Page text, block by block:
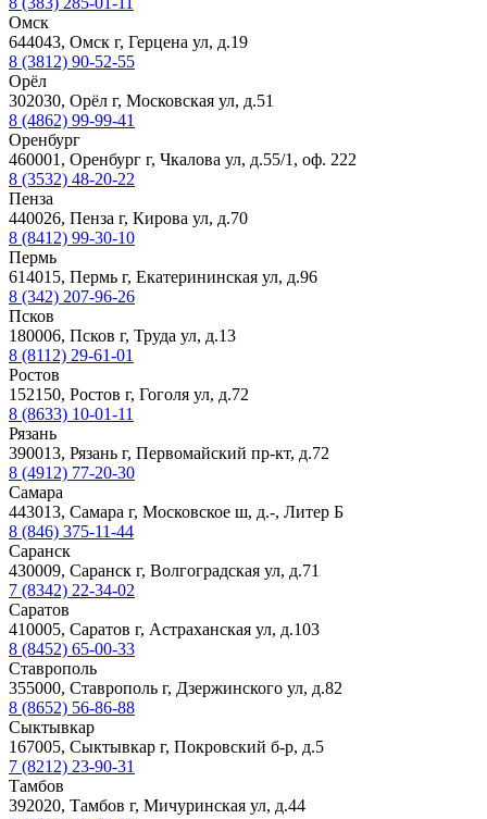
Омск
644043, Омск г, Герцена ул, д.19
8 (3812) 90-52-55
Орёл
302030, Орёл г, Московская ул, д.51
8 (4862) 99-99-41
Оренбург
460001, Оренбург г, Чкалова ул, д.55/1, оф. 222
8 (3532) 48-20-22
Пенза
440026, Пенза г, Кирова ул, д.70
8 (8412) 99-30-10
Пермь
614015, Пермь г, Екатерининская ул, д.96
8 (342) 207-96-26
Псков
180006, Псков г, Труда ул, д.13
8 (8112) 29-61-01
Ростов
152150, Ростов г, Гоголя ул, д.72
8 (8633) 10-01-11
Рязань
390013, Рязань г, Первомайский пр-кт, д.72
8 (4912) 77-20-30
Самара
443013, Самара г, Московское ш, д.-, Литер Б
8 (846) 375-11-44
Саранск
430009, Саранск г, Волгоградская ул, д.71
7 (8342) 22-34-02
Саратов
410005, Саратов г, Астраханская ул, д.103
8 (8452) 65-00-33
Ставрополь
355000, Ставрополь г, Дзержинского ул, д.82
8 (8652) 56-86-88
Сыктывкар
167005, Сыктывкар г, Покровский б-р, д.5
7 (8212) 23-90-31
Тамбов
392020, Тамбов г, Мичуринская ул, д.44